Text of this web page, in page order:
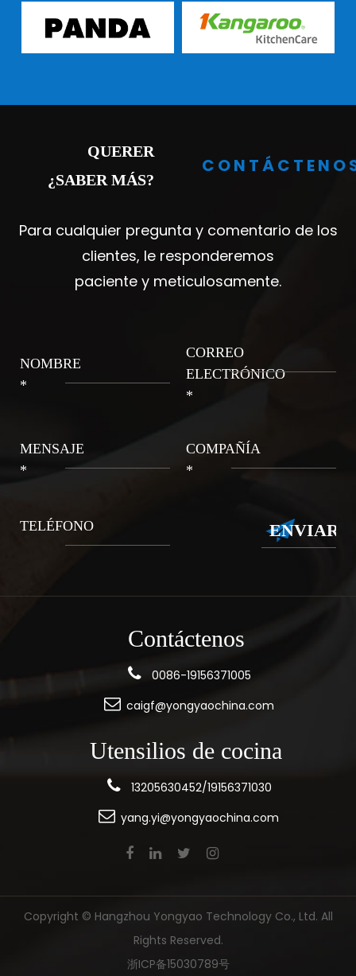
QUERER
¿SABER MÁS?
Para cualquier pregunta y comentario de los
clientes, le responderemos
paciente y meticulosamente.
NOMBRE
*
CORREO
ELECTRÓNICO
*
MENSAJE
*
COMPAÑÍA
*
TELÉFONO
Contáctenos
0086-19156371005
caigf@yongyaochina.com
Utensilios de cocina
13205630452/19156371030
yang.yi@yongyaochina.com
Copyright © Hangzhou Yongyao Technology Co., Ltd. All
Rights Reserved.
浙ICP备15030789号